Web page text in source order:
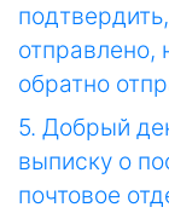
отправлено,
обратно
5. Добрый
выписку о
почтовое